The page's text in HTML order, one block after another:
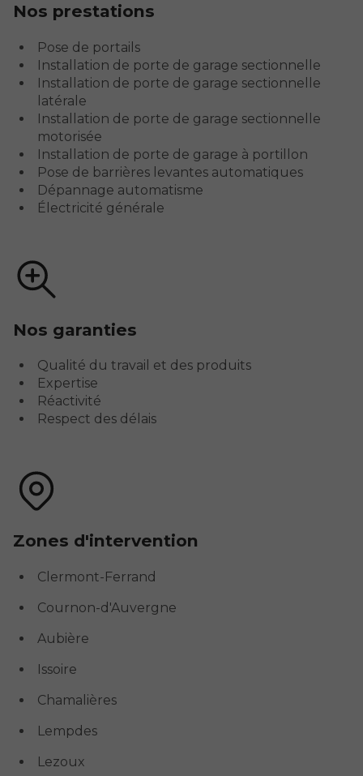
Nos prestations
Pose de portails
Installation de porte de garage sectionnelle
Installation de porte de garage sectionnelle
latérale
Installation de porte de garage sectionnelle
motorisée
Installation de porte de garage à portillon
Pose de barrières levantes automatiques
Dépannage automatisme
Électricité générale
Nos garanties
Qualité du travail et des produits
Expertise
Réactivité
Respect des délais
Zones d'intervention
Clermont-Ferrand
Cournon-d'Auvergne
Aubière
Issoire
Chamalières
Lempdes
Lezoux